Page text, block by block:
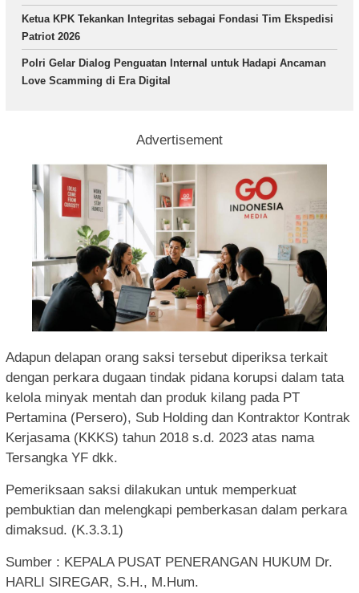
Ketua KPK Tekankan Integritas sebagai Fondasi Tim Ekspedisi
Patriot 2026
Polri Gelar Dialog Penguatan Internal untuk Hadapi Ancaman
Love Scamming di Era Digital
Advertisement
Adapun delapan orang saksi tersebut diperiksa terkait
dengan perkara dugaan tindak pidana korupsi dalam tata
kelola minyak mentah dan produk kilang pada PT
Pertamina (Persero), Sub Holding dan Kontraktor Kontrak
Kerjasama (KKKS) tahun 2018 s.d. 2023 atas nama
Tersangka YF dkk.
Pemeriksaan saksi dilakukan untuk memperkuat
pembuktian dan melengkapi pemberkasan dalam perkara
dimaksud. (K.3.3.1)
Sumber : KEPALA PUSAT PENERANGAN HUKUM Dr.
HARLI SIREGAR, S.H., M.Hum.